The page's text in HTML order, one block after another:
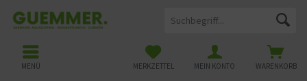
WARENKORB
MERKZETTEL MEIN KONTO
MENÜ